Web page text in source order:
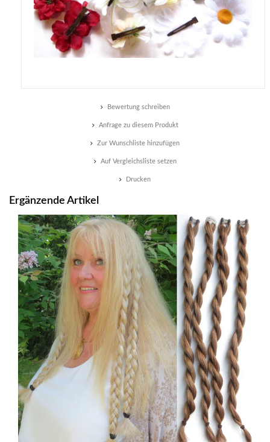
Bewertung schreiben
Anfrage zu diesem Produkt
Zur Wunschliste hinzufügen
Auf Vergleichsliste setzen
Drucken
Ergänzende Artikel